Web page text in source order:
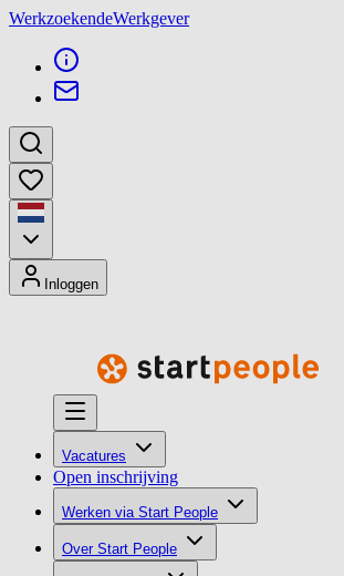
WerkzoekendeWerkgever
Inloggen
Vacatures
Open inschrijving
Werken via Start People
Over Start People